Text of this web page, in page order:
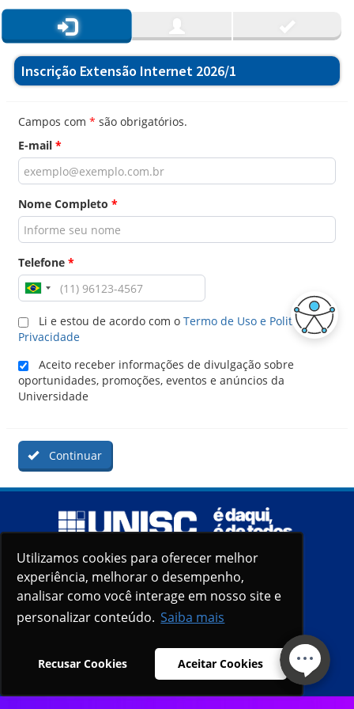
Utilizamos cookies para oferecer melhor
experiência, melhorar o desempenho,
analisar como você interage em nosso site e
personalizar conteúdo. Saiba mais
Recusar Cookies Aceitar Cookies
Utilizamos cookies para oferecer melhor
experiência, melhorar o desempenho,
analisar como você interage em nosso site e
personalizar conteúdo. Saiba mais
Recusar Cookies Aceitar Cookies
Inscrição Extensão Internet 2026/1
Campos com * são obrigatórios.
E-mail *
Nome Completo *
Telefone *
Li e estou de acordo com o Termo de Uso e Politica de
Privacidade
Aceito receber informações de divulgação sobre
oportunidades, promoções, eventos e anúncios da
Universidade
Continuar